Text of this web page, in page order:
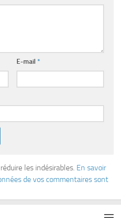
E-mail *
les indésirables. En savoir
de vos commentaires sont